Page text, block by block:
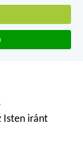
Isten iránt